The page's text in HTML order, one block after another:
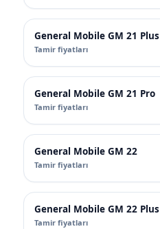
General Mobile GM 21 Plus
Tamir fiyatları
General Mobile GM 21 Pro
Tamir fiyatları
General Mobile GM 22
Tamir fiyatları
General Mobile GM 22 Plus
Tamir fiyatları